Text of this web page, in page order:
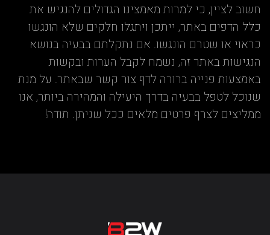
חשוב לציין, כי למרות מאמצינו הגדולים להנגיש את
כלל הדפים באתר, ייתכן ויתגלו חלקים שלא הונגשו
כראוי או שטרם הונגשו. אם נתקלתם בבעיה בנושא
הנגישות באתר זה, נשמח לקבל הערות ובקשות
באמצעות פנייה ברורה לדף צור קשר שבאתר. על מנת
שנוכל לטפל בבעיה בדרך היעילה והמהירה ביותר, אנו
ממליצים לצרף פרטים מלאים ככל שניתן. תודה!